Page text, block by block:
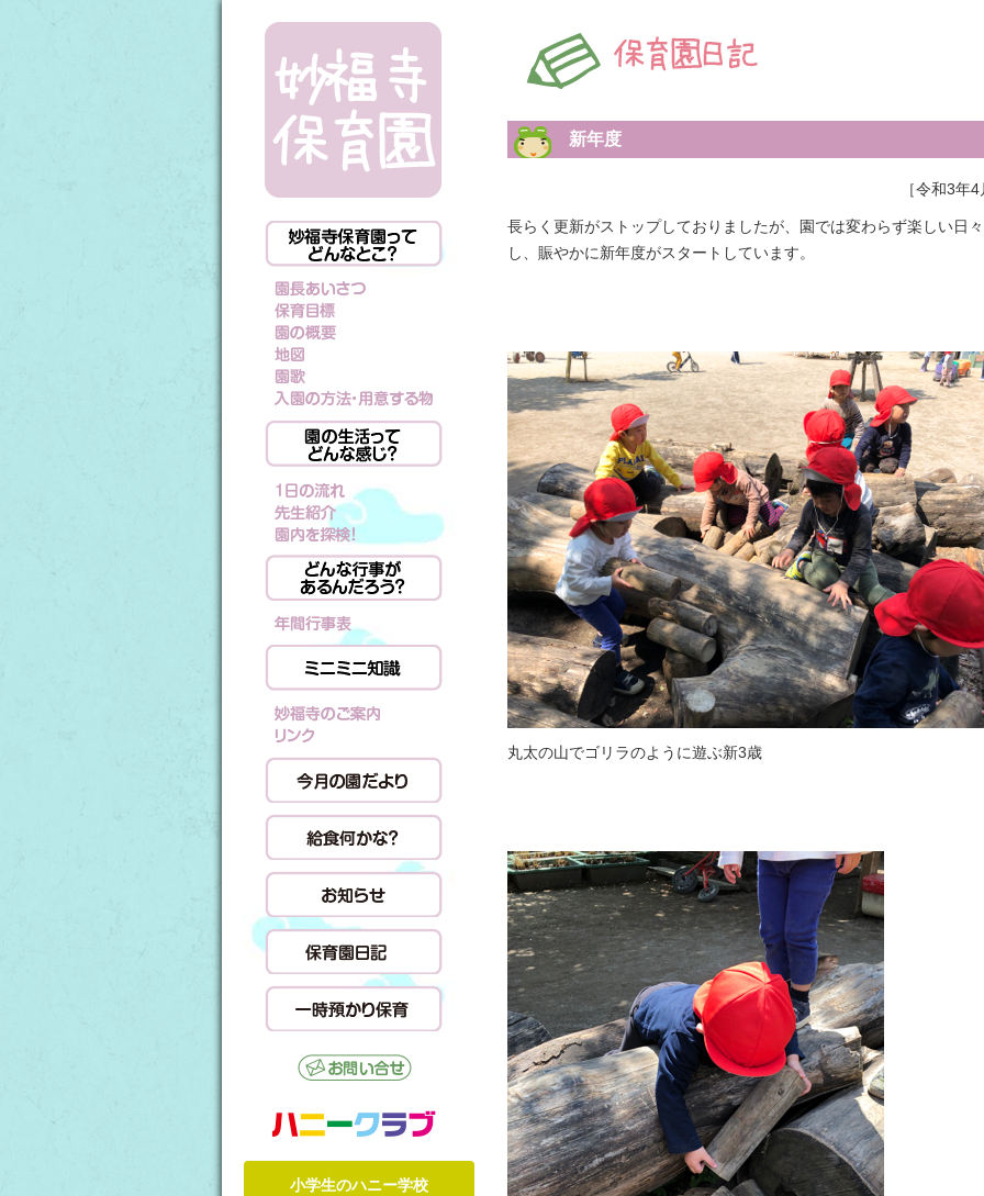
小学生のハニー学校
新年度
［令和3年
長らく更新がストップしておりましたが、園では変わらず楽しい日
し、賑やかに新年度がスタートしています。
丸太の山でゴリラのように遊ぶ新3歳